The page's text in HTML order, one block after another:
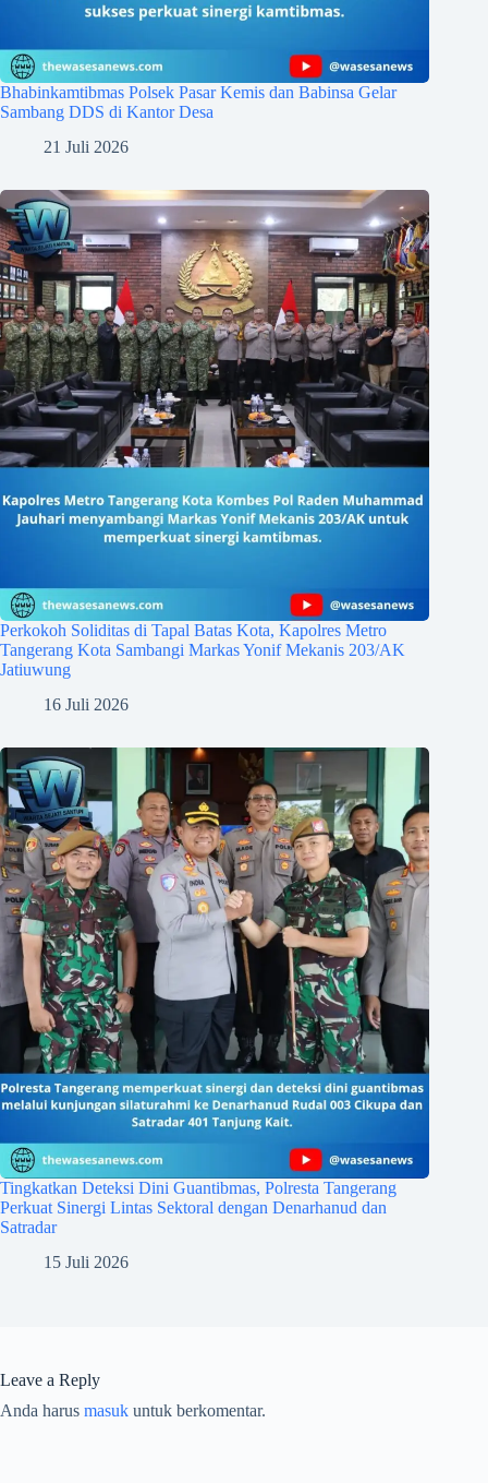
Bhabinkamtibmas Polsek Pasar Kemis dan Babinsa Gelar
Sambang DDS di Kantor Desa
21 Juli 2026
Perkokoh Soliditas di Tapal Batas Kota, Kapolres Metro
Tangerang Kota Sambangi Markas Yonif Mekanis 203/AK
Jatiuwung
16 Juli 2026
Tingkatkan Deteksi Dini Guantibmas, Polresta Tangerang
Perkuat Sinergi Lintas Sektoral dengan Denarhanud dan
Satradar
15 Juli 2026
Leave a Reply
Anda harus masuk untuk berkomentar.